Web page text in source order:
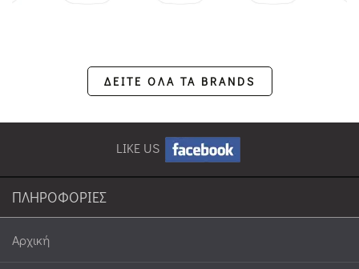
ΔΕΙΤΕ ΟΛΑ ΤΑ BRANDS
LIKE US
ΠΛΗΡΟΦΟΡΙΕΣ
Αρχική